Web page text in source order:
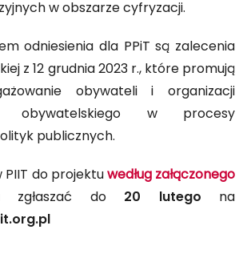
w obszarze cyfryzacji.
odniesienia dla PPiT są zalecenia
z 12 grudnia 2023 r., które promują
obywateli i organizacji
obywatelskiego w procesy
publicznych.
PIIT do projektuwedług załączonego
zgłaszać do20 lutego
na